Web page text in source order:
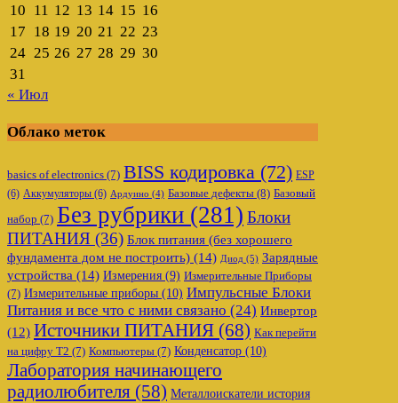
10 11 12 13 14 15 16
17 18 19 20 21 22 23
24 25 26 27 28 29 30
31
« Июл
Облако меток
basics of electronics (7) BISS кодировка (72) ESP
(6) Аккумуляторы (6) Ардуино (4) Базовые дефекты (8) Базовый
набор (7) Без рубрики (281) Блоки
ПИТАНИЯ (36) Блок питания (без хорошего
фундамента дом не построить) (14) Диод (5) Зарядные
устройства (14) Измерения (9) Измерительные Приборы
(7) Измерительные приборы (10) Импульсные Блоки
Питания и все что с ними связано (24) Инвертор
(12) Источники ПИТАНИЯ (68) Как перейти
на цифру Т2 (7) Компьютеры (7) Конденсатор (10)
Лаборатория начинающего
радиолюбителя (58) Металлоискатели история